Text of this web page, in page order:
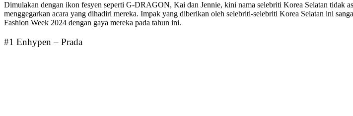
Dimulakan dengan ikon fesyen seperti G-DRAGON, Kai dan Jennie, kini nama selebriti Korea Selatan tidak
menggegarkan acara yang dihadiri mereka. Impak yang diberikan oleh selebriti-selebriti Korea Selatan ini
Fashion Week 2024 dengan gaya mereka pada tahun ini.
#1 Enhypen – Prada